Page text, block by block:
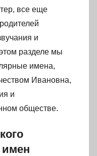
все еще
и
разделе мы
имена,
Ивановна,
и
обществе.